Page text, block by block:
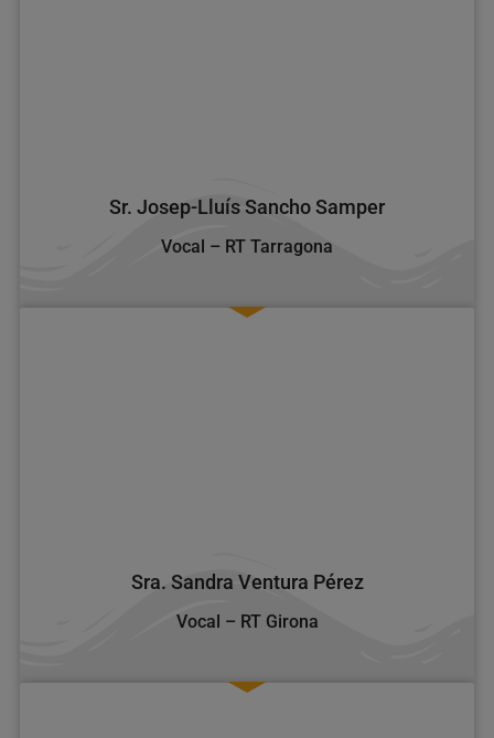
Sr. Josep-Lluís Sancho Samper
Vocal – RT Tarragona
Sra. Sandra Ventura Pérez
Vocal – RT Girona